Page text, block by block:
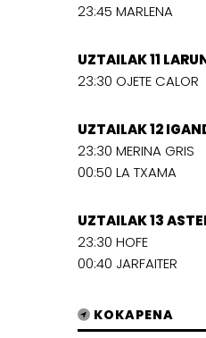
23:45 MARLENA
UZTAILAK 11
23:30 OJETE CALOR
UZTAILAK 12
23:30 MERINA GRIS
00:50 LA TXAMA
UZTAILAK 13
23:30 HOFE
00:40 JARFAITER
KOKAPENA